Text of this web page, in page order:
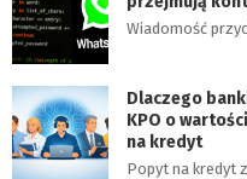
Wiadomość
Dlaczego
KPO o
na kredyt
Popyt na kredyt